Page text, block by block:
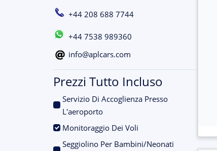
+44 208 688 7744
+44 7538 989360
info@aplcars.com
Prezzi Tutto Incluso
Servizio Di Accoglienza Presso
L'aeroporto
Monitoraggio Dei Voli
Seggiolino Per Bambini/Neonati